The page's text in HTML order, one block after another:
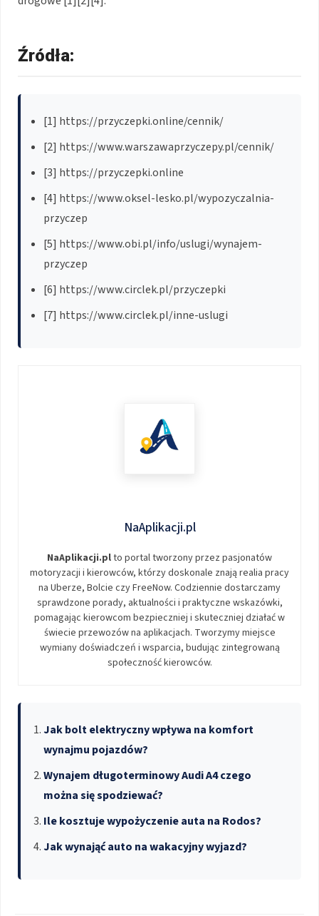
Źródła:
[1] https://przyczepki.online/cennik/
[2] https://www.warszawaprzyczepy.pl/cennik/
[3] https://przyczepki.online
[4] https://www.oksel-lesko.pl/wypozyczalnia-
przyczep
[5] https://www.obi.pl/info/uslugi/wynajem-
przyczep
[6] https://www.circlek.pl/przyczepki
[7] https://www.circlek.pl/inne-uslugi
NaAplikacji.pl
NaAplikacji.plto portal tworzony przez pasjonatów
motoryzacji i kierowców, którzy doskonale znają realia pracy
na Uberze, Bolcie czy FreeNow. Codziennie dostarczamy
sprawdzone porady, aktualności i praktyczne wskazówki,
pomagając kierowcom bezpieczniej i skuteczniej działać w
świecie przewozów na aplikacjach. Tworzymy miejsce
wymiany doświadczeń i wsparcia, budując zintegrowaną
społeczność kierowców.
Jak bolt elektryczny wpływa na komfort
wynajmu pojazdów?
Wynajem długoterminowy Audi A4 czego
można się spodziewać?
Ile kosztuje wypożyczenie auta na Rodos?
Jak wynająć auto na wakacyjny wyjazd?